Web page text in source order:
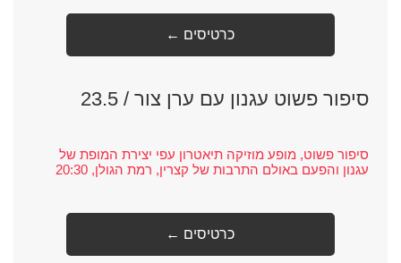
← כרטיסים
סיפור פשוט עגנון עם ערן צור / 23.5
סיפור פשוט, מופע מוזיקה תיאטרון עפי יצירת המופת של
עגנון והפעם באולם התרבות של קצרין, רמת הגולן, 20:30
← כרטיסים